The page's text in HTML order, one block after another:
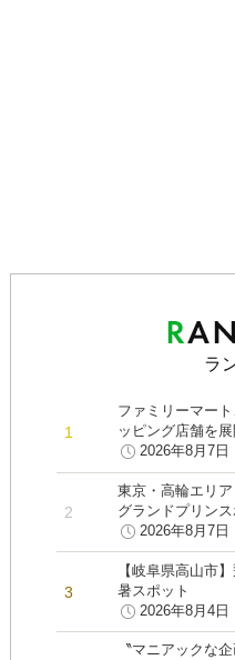
ラ
ファミリーマー
ッピング店舗を
2026年8月7日
東京・高輪エリ
グランドプリン
2026年8月7日
【岐阜県高山市
暑スポット
2026年8月4日
〝マニアックな